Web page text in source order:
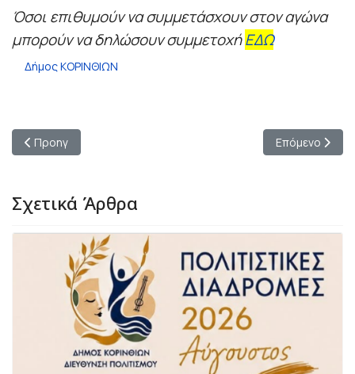
Όσοι επιθυμούν να συμμετάσχουν στον αγώνα
μπορούν να δηλώσουν συμμετοχήΕΔΩ
Δήμος ΚΟΡΙΝΘΙΩΝ
Προηγούμενο άρθρο: Η υπόσχεση Σταυρέλη έγινε πράξη για
Προηγ Επόμενο
Επόμενο
Σχετικά Άρθρα